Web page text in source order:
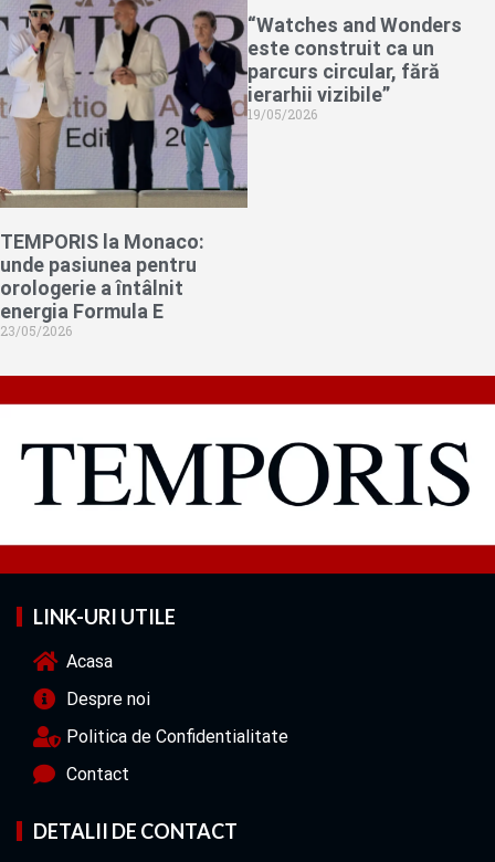
TEMPORIS la Monaco:
unde pasiunea pentru
orologerie a întâlnit
energia Formula E
23/05/2026
“Watches and Wonders
este construit ca un
parcurs circular, fără
ierarhii vizibile”
19/05/2026
LINK-URI UTILE
Acasa
Despre noi
Politica de Confidentialitate
Contact
DETALII DE CONTACT